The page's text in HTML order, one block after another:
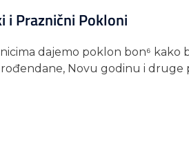
i Praznični Pokloni
dajemo poklon bon⁶ kako
Novu godinu i druge